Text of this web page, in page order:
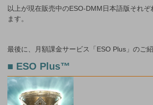
以上が現在販売中のESO-DMM日本語版それぞ
ます。
最後に、月額課金サービス「ESO Plus」のご紹
■ ESO Plus™